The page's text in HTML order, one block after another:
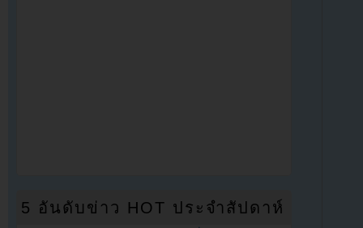
5 อันดับข่าว HOT ประจำสัปดาห์